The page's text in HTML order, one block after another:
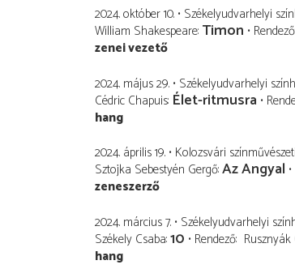
2024. október 10. Székelyudvarhelyi
William Shakespeare Timon Rendező
zenei vezető
2024. május 29. Székelyudvarhelyi
Cédric Chapuis Élet-ritmusra
hang
2024. április 19. Kolozsvári színművészeti
Sztojka Sebestyén Gergő Az Angyal
zeneszerző
2024. március 7. Székelyudvarhelyi
Székely Csaba 10 Rendező
hang